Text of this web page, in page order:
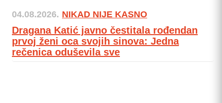
04.08.2026. NIKAD NIJE KASNO
Dragana Katić javno čestitala rođendan
prvoj ženi oca svojih sinova: Jedna
rečenica oduševila sve